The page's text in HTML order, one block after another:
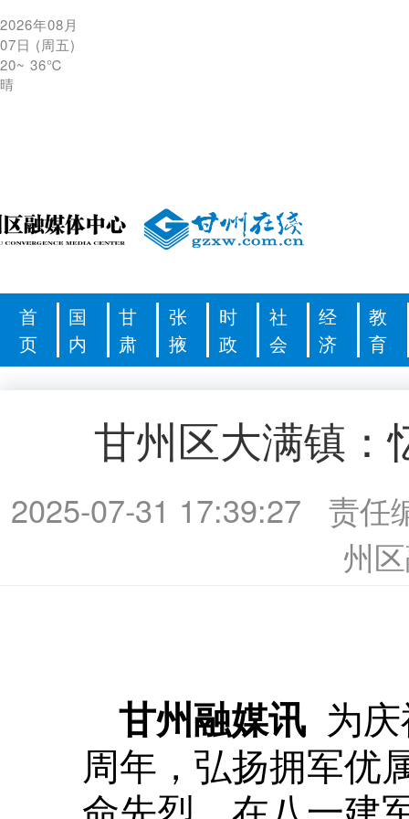
2026年08月
07日 (周五)
20~ 36℃
晴
首
页
国
内
甘
肃
张
掖
时
政
社
会
经
济
教
育
甘州区大满镇：
2025-07-31 17:39:27
责任
州
甘州融媒讯 为
周年，弘扬拥军优